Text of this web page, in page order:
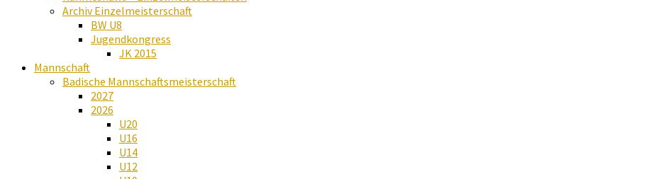
Archiv Einzelmeisterschaft
BW U8
Jugendkongress
JK 2015
Mannschaft
Badische Mannschaftsmeisterschaft
2027
2026
U20
U16
U14
U12